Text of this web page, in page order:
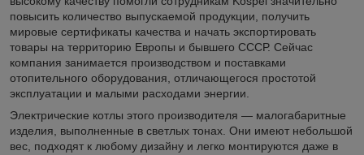
повысить количество выпускаемой продукции, получить
мировые сертификаты качества и начать экспортировать
товары на территорию Европы и бывшего СССР. Сейчас
компания занимается производством и поставками
отопительного оборудования, отличающегося простотой
эксплуатации и малыми расходами энергии.
Электрические котлы этого производителя — малогабаритные
изделия, выполненные в светлых тонах. Они имеют небольшой
вес, подходят к любому дизайну и легко монтируются даже в